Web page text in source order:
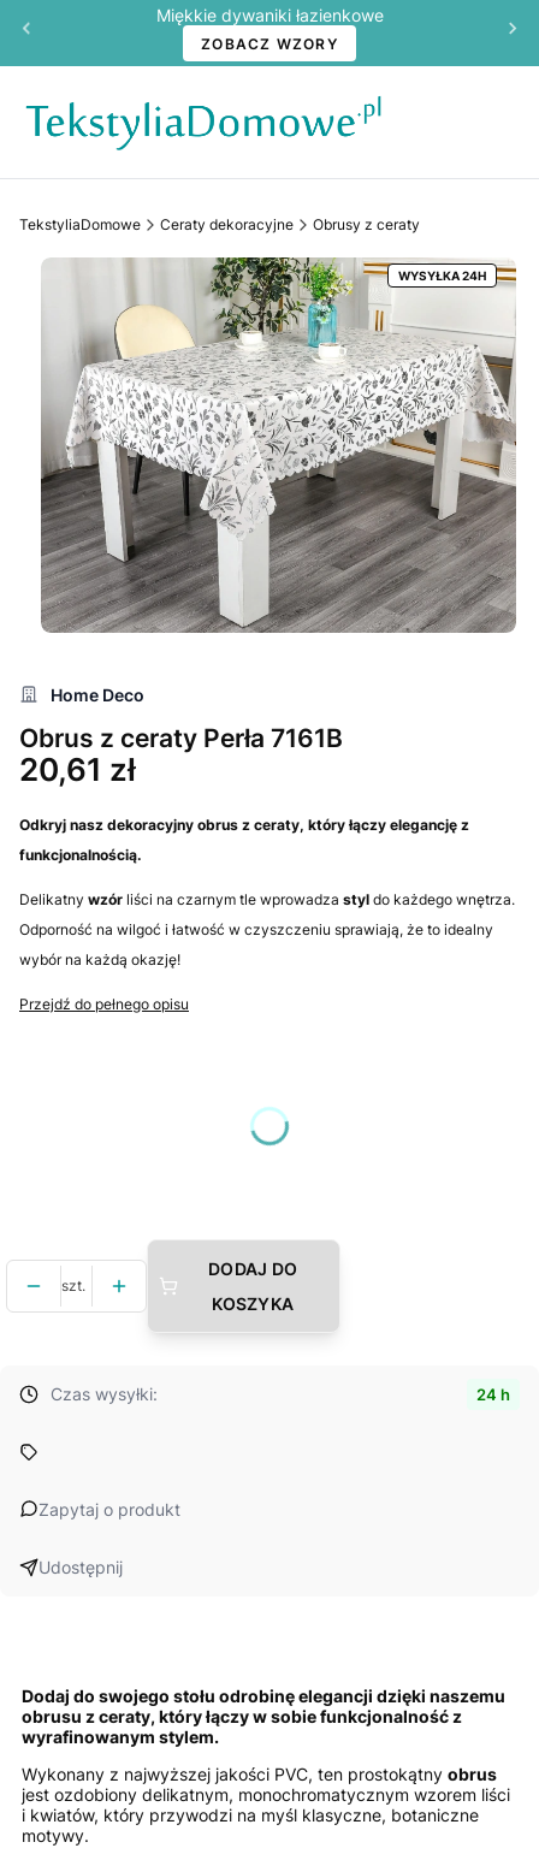
Miękkie dywaniki łazienkowe
ZOBACZ WZORY
TekstyliaDomowe Ceraty dekoracyjne Obrusy z ceraty
WYSYŁKA 24H
Home Deco
Obrus z ceraty Perła 7161B
Cena
20,61 zł
Odkryj nasz dekoracyjny obrus z ceraty, który łączy elegancję z
funkcjonalnością.
Delikatny wzór liści na czarnym tle wprowadza styl do każdego wnętrza.
Odporność na wilgoć i łatwość w czyszczeniu sprawiają, że to idealny
wybór na każdą okazję!
Przejdź do pełnego opisu
szt.
DODAJ DO
KOSZYKA
Czas wysyłki: 24 h
Zapytaj o produkt
Udostępnij
Dodaj do swojego stołu odrobinę elegancji dzięki naszemu
obrusu z ceraty, który łączy w sobie funkcjonalność z
wyrafinowanym stylem.
Wykonany z najwyższej jakości PVC, ten prostokątny obrus
jest ozdobiony delikatnym, monochromatycznym wzorem liści
i kwiatów, który przywodzi na myśl klasyczne, botaniczne
motywy.